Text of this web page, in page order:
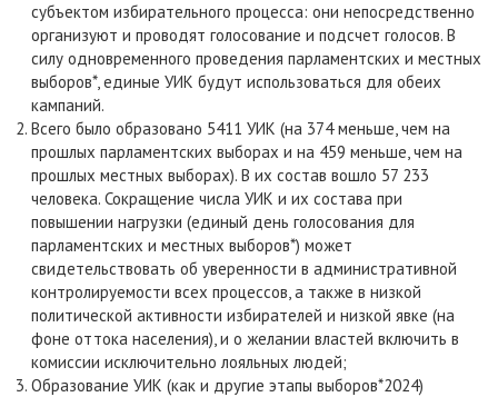
субъектом избирательного процесса: они непосредственно
организуют и проводят голосование и подсчет голосов. В
силу одновременного проведения парламентских и местных
выборов*, единые УИК будут использоваться для обеих
кампаний.
Всего было образовано 5411 УИК (на 374 меньше, чем на
прошлых парламентских выборах и на 459 меньше, чем на
прошлых местных выборах). В их состав вошло 57 233
человека. Сокращение числа УИК и их состава при
повышении нагрузки (единый день голосования для
парламентских и местных выборов*) может
свидетельствовать об уверенности в административной
контролируемости всех процессов, а также в низкой
политической активности избирателей и низкой явке (на
фоне оттока населения), и о желании властей включить в
комиссии исключительно лояльных людей;
Образование УИК (как и другие этапы выборов*2024)